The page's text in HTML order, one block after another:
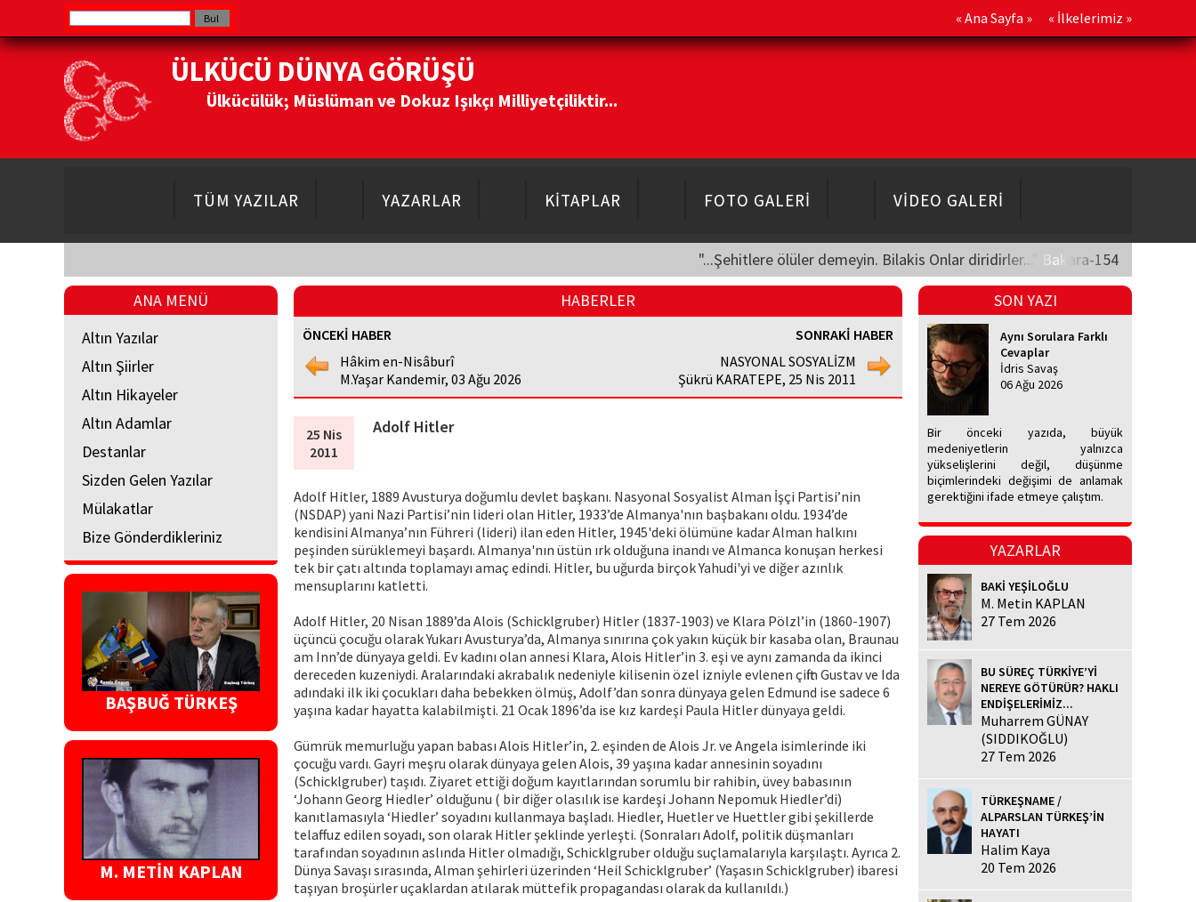
« Ana Sayfa » « İlkelerimiz »
ÜLKÜCÜ DÜNYA GÖRÜŞÜ
Ülkücülük; Müslüman ve Dokuz Işıkçı Milliyetçiliktir...
TÜM YAZILAR YAZARLAR KİTAPLAR FOTO GALERİ VİDEO GALERİ
"...Şehitlere ölüler demeyin. Bilakis Onlar diridirler..." Bakara-154
ANA MENÜ
Altın Yazılar
Altın Şiirler
Altın Hikayeler
Altın Adamlar
Destanlar
Sizden Gelen Yazılar
Mülakatlar
Bize Gönderdikleriniz
BAŞBUĞ TÜRKEŞ
M. METİN KAPLAN
HABERLER
ÖNCEKİ HABER
Hâkim en-Nisâburî
M.Yaşar Kandemir, 03 Ağu 2026
SONRAKİ HABER
NASYONAL SOSYALİZM
Şükrü KARATEPE, 25 Nis 2011
25 Nis
2011
Adolf Hitler
Adolf Hitler, 1889 Avusturya doğumlu devlet başkanı. Nasyonal Sosyalist Alman İşçi Partisi’nin
(NSDAP) yani Nazi Partisi’nin lideri olan Hitler, 1933’de Almanya'nın başbakanı oldu. 1934’de
kendisini Almanya’nın Führeri (lideri) ilan eden Hitler, 1945'deki ölümüne kadar Alman halkını
peşinden sürüklemeyi başardı. Almanya'nın üstün ırk olduğuna inandı ve Almanca konuşan herkesi
tek bir çatı altında toplamayı amaç edindi. Hitler, bu uğurda birçok Yahudi'yi ve diğer azınlık
mensuplarını katletti.
Adolf Hitler, 20 Nisan 1889’da Alois (Schicklgruber) Hitler (1837-1903) ve Klara Pölzl’in (1860-1907)
üçüncü çocuğu olarak Yukarı Avusturya’da, Almanya sınırına çok yakın küçük bir kasaba olan, Braunau
am Inn’de dünyaya geldi. Ev kadını olan annesi Klara, Alois Hitler’in 3. eşi ve aynı zamanda da ikinci
dereceden kuzeniydi. Aralarındaki akrabalık nedeniyle kilisenin özel izniyle evlenen çiftin Gustav ve Ida
adındaki ilk iki çocukları daha bebekken ölmüş, Adolf’dan sonra dünyaya gelen Edmund ise sadece 6
yaşına kadar hayatta kalabilmişti. 21 Ocak 1896’da ise kız kardeşi Paula Hitler dünyaya geldi.
Gümrük memurluğu yapan babası Alois Hitler’in, 2. eşinden de Alois Jr. ve Angela isimlerinde iki
çocuğu vardı. Gayri meşru olarak dünyaya gelen Alois, 39 yaşına kadar annesinin soyadını
(Schicklgruber) taşıdı. Ziyaret ettiği doğum kayıtlarından sorumlu bir rahibin, üvey babasının
‘Johann Georg Hiedler’ olduğunu ( bir diğer olasılık ise kardeşi Johann Nepomuk Hiedler’di)
kanıtlamasıyla ‘Hiedler’ soyadını kullanmaya başladı. Hiedler, Huetler ve Huettler gibi şekillerde
telaffuz edilen soyadı, son olarak Hitler şeklinde yerleşti. (Sonraları Adolf, politik düşmanları
tarafından soyadının aslında Hitler olmadığı, Schicklgruber olduğu suçlamalarıyla karşılaştı. Ayrıca 2.
Dünya Savaşı sırasında, Alman şehirleri üzerinden ‘Heil Schicklgruber’ (Yaşasın Schicklgruber) ibaresi
taşıyan broşürler uçaklardan atılarak müttefik propagandası olarak da kullanıldı.)
SON YAZI
Aynı Sorulara Farklı
Cevaplar
İdris Savaş
06 Ağu 2026
Bir önceki yazıda, büyük
medeniyetlerin yalnızca
yükselişlerini değil, düşünme
biçimlerindeki değişimi de anlamak
gerektiğini ifade etmeye çalıştım.
YAZARLAR
BAKİ YEŞİLOĞLU
M. Metin KAPLAN
27 Tem 2026
BU SÜREÇ TÜRKİYE’Yİ
NEREYE GÖTÜRÜR? HAKLI
ENDİŞELERİMİZ...
Muharrem GÜNAY
(SIDDIKOĞLU)
27 Tem 2026
TÜRKEŞNAME /
ALPARSLAN TÜRKEŞ’İN
HAYATI
Halim Kaya
20 Tem 2026